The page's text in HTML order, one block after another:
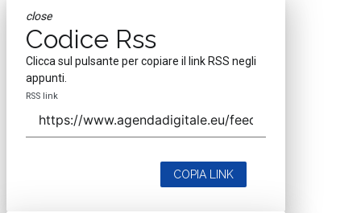
close
Codice Rss
Clicca sul pulsante per copiare il link RSS negli
appunti.
RSS link
COPIA LINK